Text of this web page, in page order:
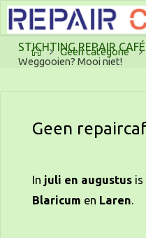
Ga
naar
inhoud
STICHTING REPAIR CAFÉ
Weggooien? Mooi niet!
HomeGeen categorie
Geen
In juli en augustusis
Blaricum en Laren